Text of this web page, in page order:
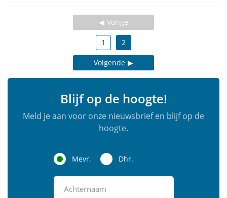
Vorige
1 2
Volgende
Blijf op de hoogte!
Meld je aan voor onze nieuwsbrief en blijf op de
hoogte.
Mevr. Dhr.